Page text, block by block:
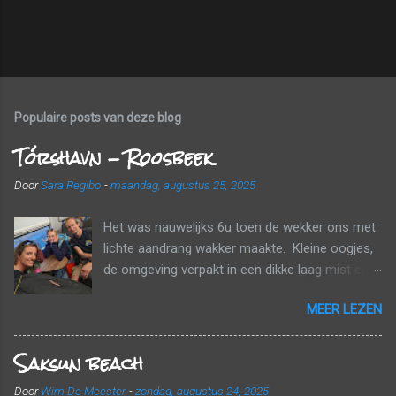
Populaire posts van deze blog
Tórshavn - Roosbeek
DoorSara Regibo -maandag, augustus 25, 2025
Het was nauwelijks 6u toen de wekker ons met
lichte aandrang wakker maakte. Kleine oogjes,
de omgeving verpakt in een dikke laag mist en
echt ontbijt was het nog te vroeg, maar we
kregen wel elk nog een papieren zak mee met
een banaan, een croissant en een fruitsapje.
Tussen de wolken en de mist probeerden we
MEER LEZEN
Saksun beach
DoorWim De Meester -zondag, augustus 24, 2025